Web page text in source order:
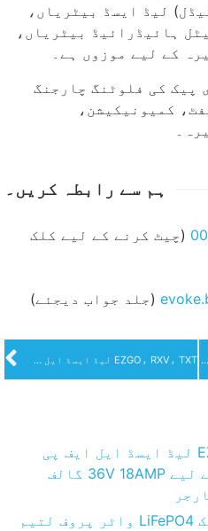
لیڈ ایسڈ بیٹریاں،
ہائیڈرائیڈ بیٹریاں،
کے لیے موزوں ہے۔
پیک کی فلوٹنگ چارجنگ
کمیونیکیشن،
ہم سے رابطہ کریں۔
(چیٹ کرنے کے لیے کلک
(جلد جواب دیجئے)
XYM EVO 1200W سیریل پورٹ ایبل ذہین بیٹری چارجر EZGO، RXV، TXT لیڈ ایسڈ ایل ایف پی بیٹری چارجر کے لیے 36V 18AMP گالف کارٹس بیٹری چارجر
EZGO، RXV، TXT لیڈ ایسڈ ایل ایف پی
بیٹری چارجر کے لیے 36V 18AMP گالف
ای سکوٹر ای بائک LiFePO4 واٹر پروف لتیم